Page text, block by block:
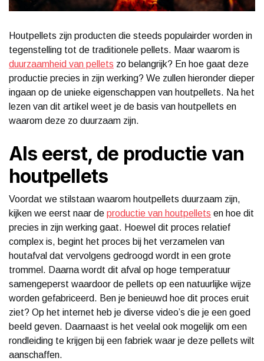
Houtpellets zijn producten die steeds populairder worden in
tegenstelling tot de traditionele pellets. Maar waarom is
duurzaamheid van pellets zo belangrijk? En hoe gaat deze
productie precies in zijn werking? We zullen hieronder dieper
ingaan op de unieke eigenschappen van houtpellets. Na het
lezen van dit artikel weet je de basis van houtpellets en
waarom deze zo duurzaam zijn.
Als eerst, de productie van
houtpellets
Voordat we stilstaan waarom houtpellets duurzaam zijn,
kijken we eerst naar de productie van houtpellets en hoe dit
precies in zijn werking gaat. Hoewel dit proces relatief
complex is, begint het proces bij het verzamelen van
houtafval dat vervolgens gedroogd wordt in een grote
trommel. Daarna wordt dit afval op hoge temperatuur
samengeperst waardoor de pellets op een natuurlijke wijze
worden gefabriceerd. Ben je benieuwd hoe dit proces eruit
ziet? Op het internet heb je diverse video’s die je een goed
beeld geven. Daarnaast is het veelal ook mogelijk om een
rondleiding te krijgen bij een fabriek waar je deze pellets wilt
aanschaffen.